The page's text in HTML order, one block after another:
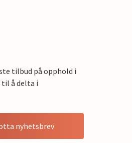
tilbud på opphold i
å delta i
nyhetsbrev